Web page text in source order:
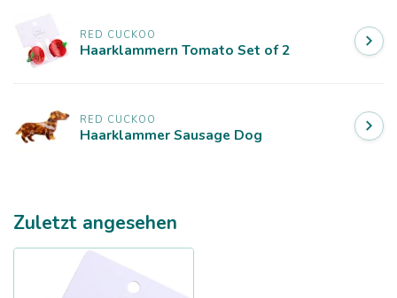
RED CUCKOO
Haarklammern Tomato Set of 2
RED CUCKOO
Haarklammer Sausage Dog
Zuletzt angesehen